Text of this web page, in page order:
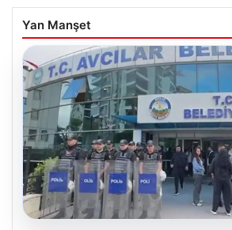
Yan Manşet